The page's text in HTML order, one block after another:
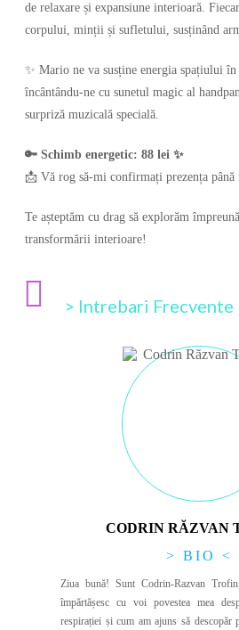
de relaxare și expansiune interioară.
corpului, minții și sufletului, susținând
✨ Mario ne va susține energia spațiului
încântându-ne cu sunetul magic al
surpriză muzicală specială.
🔑 Schimb energetic: 88 lei ✨
📩 Vă rog să-mi confirmați prezența
Te așteptăm cu drag să explorăm
transformării interioare!
> Intrebari Frecvente
CODRIN RĂZVAN
> BIO <
Ziua bună! Sunt Codrin-Razvan
împărtășesc cu voi povestea mea
respirației și cum am ajuns să descopăr